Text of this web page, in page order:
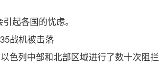
起各国的忧虑。
战机被击落
列中部和北部区域进行了数十次阻